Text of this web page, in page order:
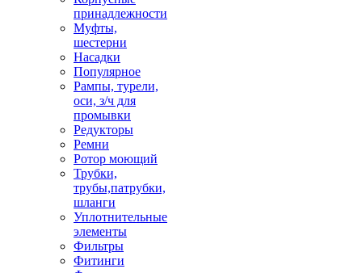
принадлежности
Муфты,
шестерни
Насадки
Популярное
Рампы, турели,
оси, з/ч для
промывки
Редукторы
Ремни
Ротор моющий
Трубки,
трубы,патрубки,
шланги
Уплотнительные
элементы
Фильтры
Фитинги